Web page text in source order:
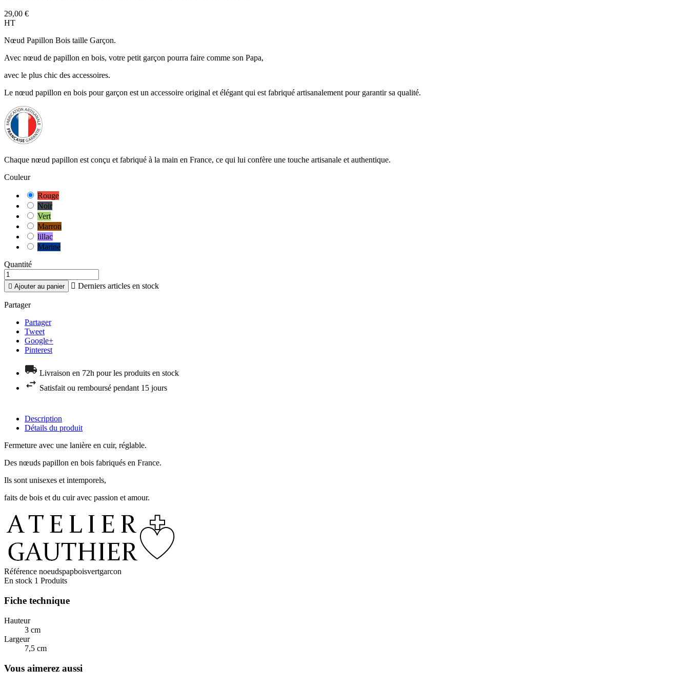
29,00 €
HT
Nœud Papillon Bois taille Garçon.
Avec nœud de papillon en bois, votre petit garçon pourra faire comme son Papa,
avec le plus chic des accessoires.
Le nœud papillon en bois pour garçon est un accessoire original et élégant qui est fabriqué artisanalement pour garantir sa qualité.
Chaque nœud papillon est conçu et fabriqué à la main en France, ce qui lui confère une touche artisanale et authentique.
Couleur
Rouge
Noir
Vert
Marron
lillac
Marine
Quantité
 Ajouter au panier  Derniers articles en stock
Partager
Partager
Tweet
Google+
Pinterest
Livraison en 72h pour les produits en stock
Satisfait ou remboursé pendant 15 jours
Description
Détails du produit
Fermeture avec une lanière en cuir, réglable.
Des nœuds papillon en bois fabriqués en France.
Ils sont unisexes et intemporels,
faits de bois et du cuir avec passion et amour.
Référence noeudspapboisvertgarcon
En stock 1 Produits
Fiche technique
Hauteur
3 cm
Largeur
7,5 cm
Vous aimerez aussi